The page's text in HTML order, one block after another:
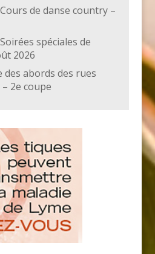
de danse country –
spéciales de
2026
abords des rues
2e coupe